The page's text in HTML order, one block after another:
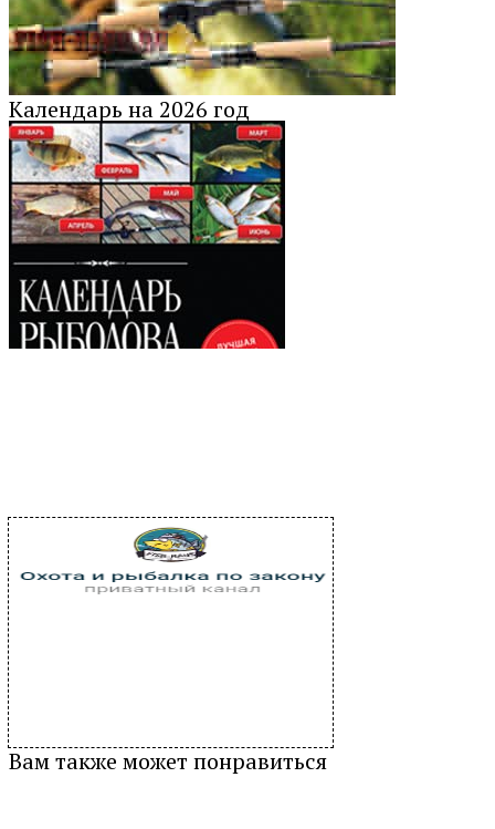
Календарь на 2026 год
Вам также может понравиться